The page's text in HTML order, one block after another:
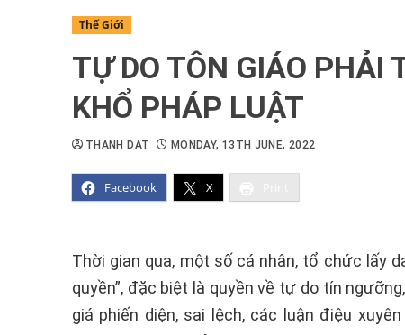
Thế Giới
TỰ DO TÔN GIÁO PHẢI
KHỔ PHÁP LUẬT
Facebook X
THANH DAT MONDAY, 13TH JUNE, 2022
Thời gian qua, một số cá nhân, tổ chức lấy
quyền”, đặc biệt là quyền về tự do tín
giá phiến diện, sai lệch, các luận điệu